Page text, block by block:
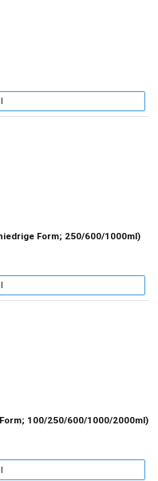
Form; 250/600/1000ml)
100/250/600/1000/2000ml)